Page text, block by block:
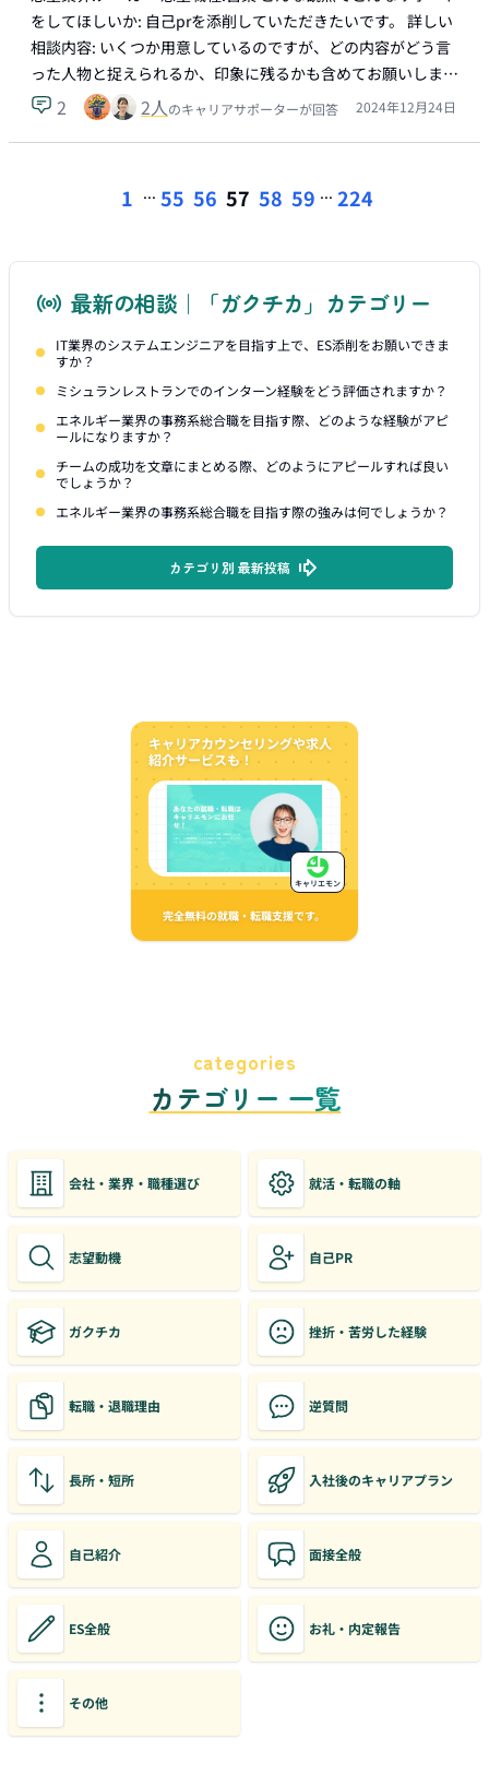
をしてほしいか: 自己prを添削していただきたいです。 詳しい
相談内容: いくつか用意しているのですが、どの内容がどう言
った人物と捉えられるか、印象に残るかも含めてお願いしま…
2 2人のキャリアサポーターが回答 2024年12月24日
1 ... 55 56 57 58 59 ... 224
最新の相談｜「ガクチカ」カテゴリー
IT業界のシステムエンジニアを目指す上で、ES添削をお願いできま
すか？
ミシュランレストランでのインターン経験をどう評価されますか？
エネルギー業界の事務系総合職を目指す際、どのような経験がアピ
ールになりますか？
チームの成功を文章にまとめる際、どのようにアピールすれば良い
でしょうか？
エネルギー業界の事務系総合職を目指す際の強みは何でしょうか？
カテゴリ別 最新投稿
キャリアカウンセリングや求人
紹介サービスも！
完全無料の就職・転職支援です。
キャリエモン
categories
カテゴリー 一覧
会社・業界・職種選び 就活・転職の軸
志望動機 自己PR
ガクチカ 挫折・苦労した経験
転職・退職理由 逆質問
長所・短所 入社後のキャリアプラン
自己紹介 面接全般
ES全般 お礼・内定報告
その他